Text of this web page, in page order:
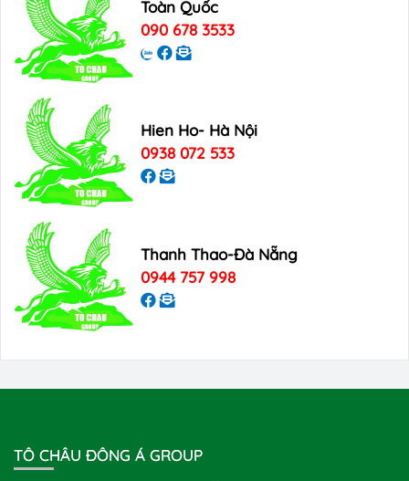
Toàn Quốc
090 678 3533
Hien Ho- Hà Nội
0938 072 533
Thanh Thao-Đà Nẵng
0944 757 998
TÔ CHÂU ĐÔNG Á GROUP